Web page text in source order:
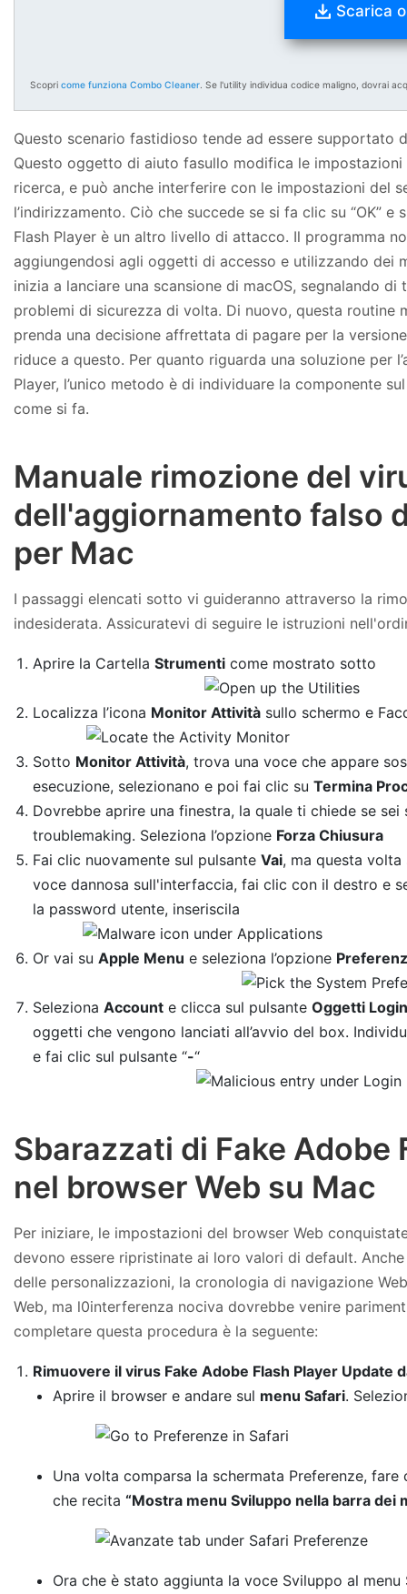
Scarica
Scopri come funziona Combo Cleaner . Se l'utility individua codice maligno, dovrai
Questo scenario fastidioso tende ad essere supportato
Questo oggetto di aiuto fasullo modifica le
ricerca, e può anche interferire con le impostazioni del
l’indirizzamento. Ciò che succede se si fa clic su “OK”
Flash Player è un altro livello di attacco. Il programma
aggiungendosi agli oggetti di accesso e utilizzando dei
inizia a lanciare una scansione di macOS, segnalando
problemi di sicurezza di volta. Di nuovo, questa routine
prenda una decisione affrettata di pagare per la
riduce a questo. Per quanto riguarda una soluzione per
Player, l’unico metodo è di individuare la componente
come si fa.
Manuale rimozione del
dell'aggiornamento falso
per Mac
I passaggi elencati sotto vi guideranno attraverso la
indesiderata. Assicuratevi di seguire le istruzioni
Aprire la CartellaStrumenti come mostrato sotto
Localizza l’icona Monitor Attività sullo schermo e
Sotto Monitor Attività, trova una voce che appare
esecuzione, selezionano e poi fai clic suTermina
Dovrebbe aprire una finestra, la quale ti chiede se
troublemaking. Seleziona l’opzione Forza Chiusura
Fai clic nuovamente sul pulsanteVai, ma questa
voce dannosa sull'interfaccia, fai clic con il destro e
la password utente, inseriscila
Or vai suApple Menu e seleziona l’opzione
SelezionaAccount e clicca sul pulsanteOggetti
oggetti che vengono lanciati all’avvio del box.
e fai clic sul pulsante “-“
Sbarazzati di Fake Adobe
nel browser Web su Mac
Per iniziare, le impostazioni del browser Web
devono essere ripristinate ai loro valori di default.
delle personalizzazioni, la cronologia di navigazione
Web, ma l0interferenza nociva dovrebbe venire
completare questa procedura è la seguente:
Rimuovere il virus Fake Adobe Flash Player Update
Aprire il browser e andare sul menu Safari.
Una volta comparsa la schermata Preferenze,
che recita “Mostra menu Sviluppo nella barra dei
Ora che è stato aggiunta la voce Sviluppo al